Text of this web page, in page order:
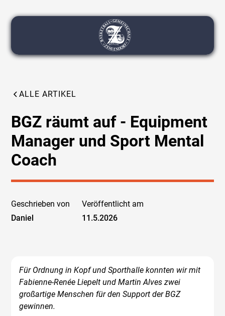
ALLE ARTIKEL
BGZ räumt auf - Equipment
Manager und Sport Mental
Coach
Geschrieben von
Daniel
Veröffentlicht am
11.5.2026
Für Ordnung in Kopf und Sporthalle konnten wir mit
Fabienne-Renée Liepelt und Martin Alves zwei
großartige Menschen für den Support der BGZ
gewinnen.